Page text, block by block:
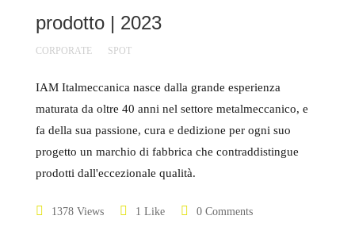
prodotto | 2023
CORPORATE SPOT
IAM Italmeccanica nasce dalla grande esperienza
maturata da oltre 40 anni nel settore metalmeccanico, e
fa della sua passione, cura e dedizione per ogni suo
progetto un marchio di fabbrica che contraddistingue
prodotti dall'eccezionale qualità.
1378 Views 1 Like 0 Comments